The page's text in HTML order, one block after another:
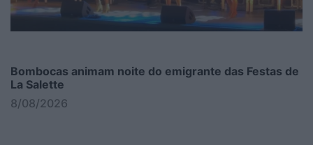
Bombocas animam noite do emigrante das Festas de
La Salette
8/08/2026